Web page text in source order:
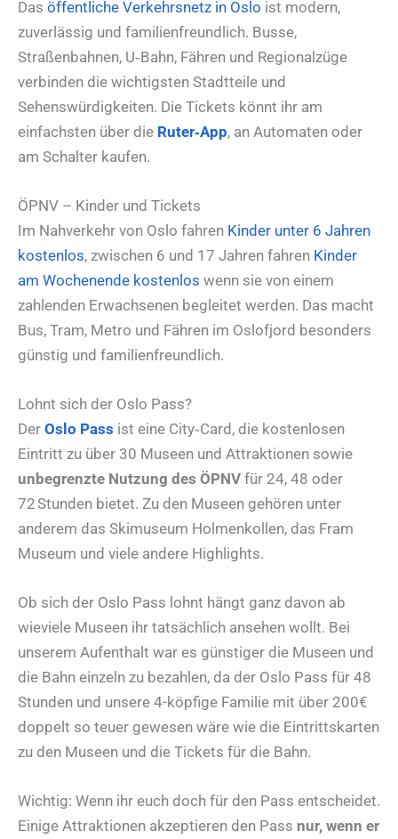
Das öffentliche Verkehrsnetz in Oslo ist modern,
zuverlässig und familienfreundlich. Busse,
Straßenbahnen, U‑Bahn, Fähren und Regionalzüge
verbinden die wichtigsten Stadtteile und
Sehenswürdigkeiten. Die Tickets könnt ihr am
einfachsten über die Ruter‑App, an Automaten oder
am Schalter kaufen.
ÖPNV – Kinder und Tickets
Im Nahverkehr von Oslo fahren Kinder unter 6 Jahren
kostenlos, zwischen 6 und 17 Jahren fahren Kinder
am Wochenende kostenlos wenn sie von einem
zahlenden Erwachsenen begleitet werden. Das macht
Bus, Tram, Metro und Fähren im Oslofjord besonders
günstig und familienfreundlich.
Lohnt sich der Oslo Pass?
Der Oslo Pass ist eine City‑Card, die kostenlosen
Eintritt zu über 30 Museen und Attraktionen sowie
unbegrenzte Nutzung des ÖPNV für 24, 48 oder
72 Stunden bietet. Zu den Museen gehören unter
anderem das Skimuseum Holmenkollen, das Fram
Museum und viele andere Highlights.
Ob sich der Oslo Pass lohnt hängt ganz davon ab
wieviele Museen ihr tatsächlich ansehen wollt. Bei
unserem Aufenthalt war es günstiger die Museen und
die Bahn einzeln zu bezahlen, da der Oslo Pass für 48
Stunden und unsere 4-köpfige Familie mit über 200€
doppelt so teuer gewesen wäre wie die Eintrittskarten
zu den Museen und die Tickets für die Bahn.
Wichtig: Wenn ihr euch doch für den Pass entscheidet.
Einige Attraktionen akzeptieren den Pass nur, wenn er